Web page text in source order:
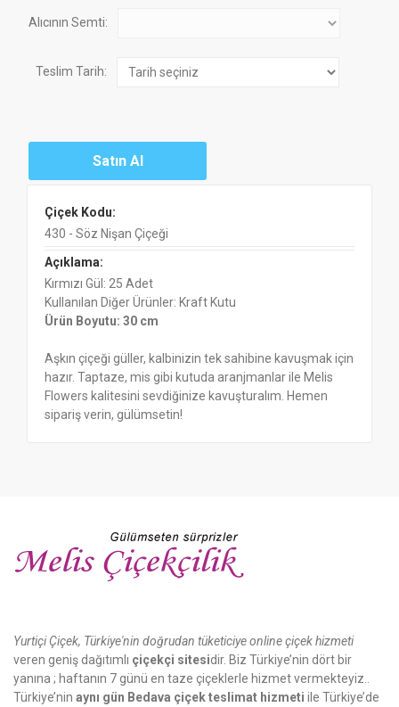
Alıcının Semti:
Teslim Tarih:
Çiçek Kodu:
430 - Söz Nişan Çiçeği
Açıklama:
Kırmızı Gül: 25 Adet
Kullanılan Diğer Ürünler: Kraft Kutu
Ürün Boyutu: 30 cm
Aşkın çiçeği güller, kalbinizin tek sahibine kavuşmak için
hazır. Taptaze, mis gibi kutuda aranjmanlar ile Melis
Flowers kalitesini sevdiğinize kavuşturalım. Hemen
sipariş verin, gülümsetin!
Yurtiçi Çiçek, Türkiye'nin doğrudan tüketiciye online çiçek hizmeti
veren geniş dağıtımlı çiçekçi sitesidir. Biz Türkiye’nin dört bir
yanına ; haftanın 7 günü en taze çiçeklerle hizmet vermekteyiz..
Türkiye’nin aynı gün Bedava çiçek teslimat hizmeti ile Türkiye’de